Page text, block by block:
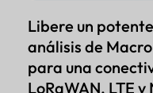
Libere un
análisis de
para una
LoRaWAN, LTE y